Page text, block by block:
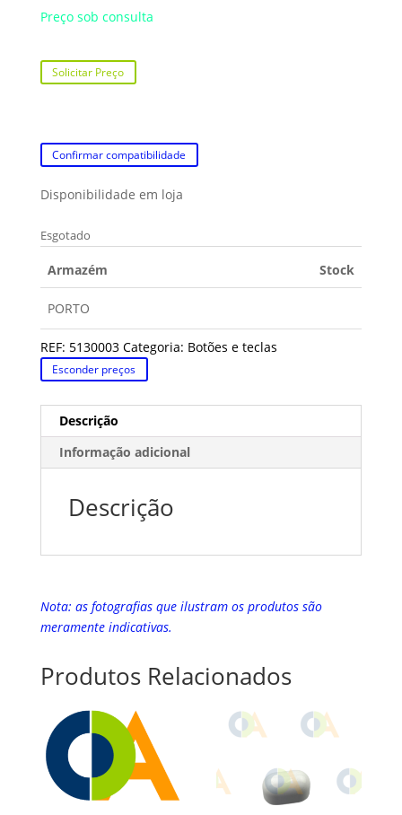
Preço sob consulta
Solicitar Preço
Confirmar compatibilidade
Disponibilidade em loja
Esgotado
Armazém Stock
PORTO
REF: 5130003 Categoria: Botões e teclas
Esconder preços
Descrição
Informação adicional
Descrição
Nota: as fotografias que ilustram os produtos são
meramente indicativas.
Produtos Relacionados